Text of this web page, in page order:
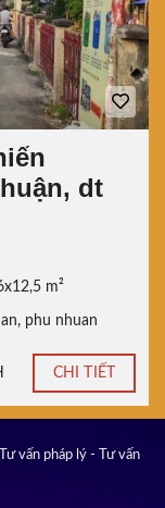
dt
m²
, phu nhuan
CHI TIẾT
vấn pháp lý - Tư vấn